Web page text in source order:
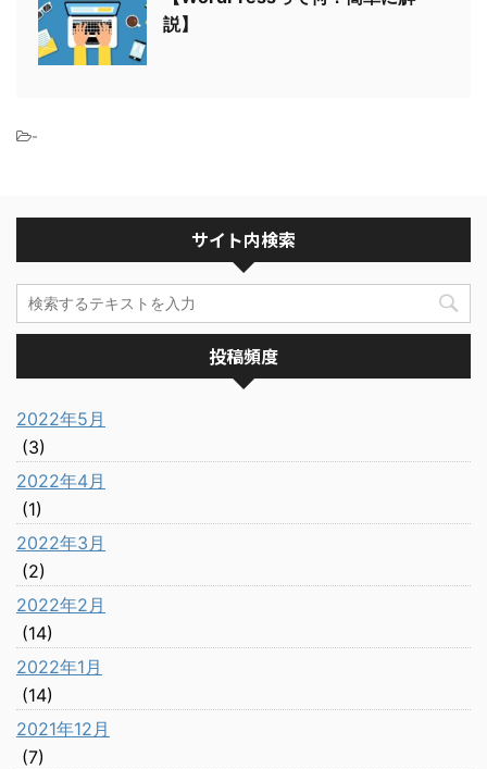
説】
-
サイト内検索
投稿頻度
2022年5月
(3)
2022年4月
(1)
2022年3月
(2)
2022年2月
(14)
2022年1月
(14)
2021年12月
(7)